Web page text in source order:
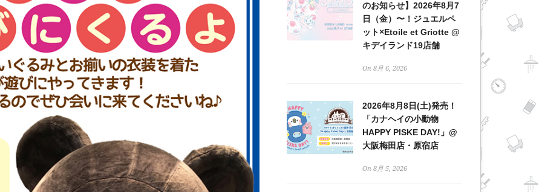
のお知らせ】2026年8月7
日（金）〜！ジュエルペ
ット×Etoile et Griotte @
キデイランド19店舗
On 8月 6, 2026
2026年8月8日(土)発売！
「カナヘイの小動物
HAPPY PISKE DAY!」@
大阪梅田店・原宿店
On 8月 5, 2026